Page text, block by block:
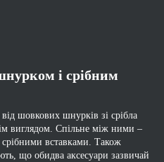
і срібним
шовкових шнурків зі срібла
виглядом. Спільне між ними –
вставками. Також
що обидва аксесуари зазвичай